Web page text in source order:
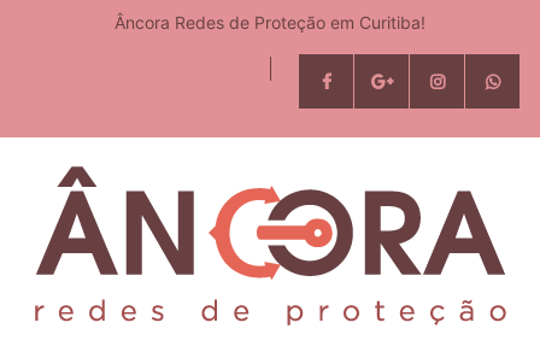
Âncora Redes de Proteção em Curitiba!